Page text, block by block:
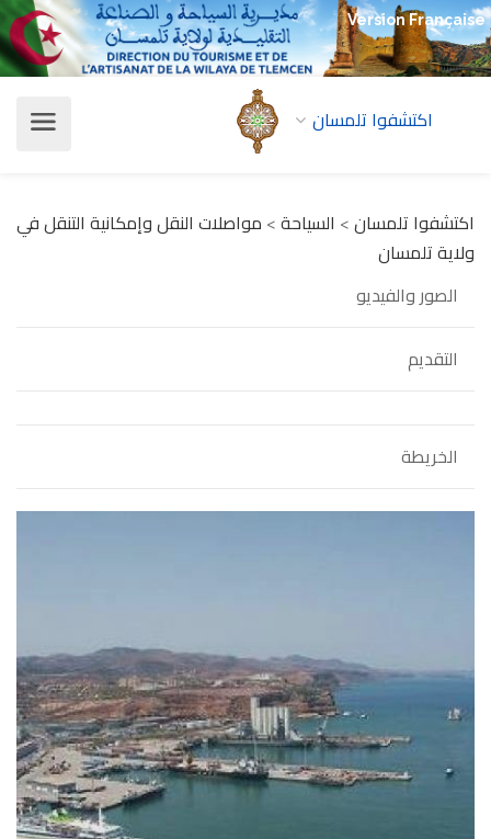
Version Française
اكتشفوا تلمسان
اكتشفوا تلمسان> السياحة> مواصلات النقل وإمكانية التنقل في
ولاية تلمسان
الصور والفيديو
التقديم
الخريطة